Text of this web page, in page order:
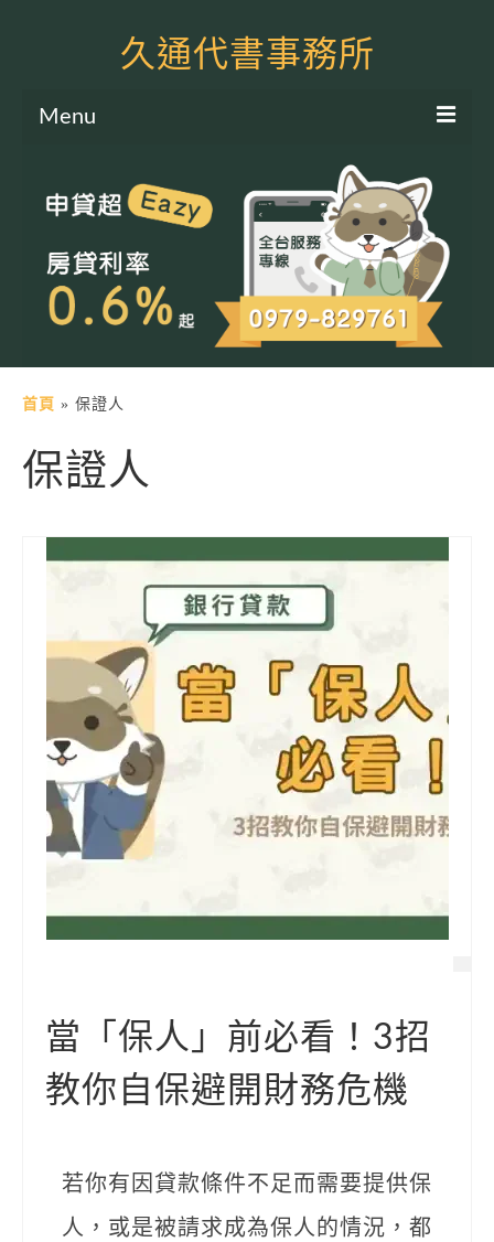
久通代書事務所
Menu
土地二胎申貸
房屋二胎申貸
軍公教貸款
土地貸款
房屋貸款
信用貸款
代書貸款
銀行貸款
其他貸款
申貸Q&A
久通專欄
時事解析
生活理財
首頁 » 保證人
保證人
當「保人」前必看！3招
教你自保避開財務危機
若你有因貸款條件不足而需要提供保
人，或是被請求成為保人的情況，都